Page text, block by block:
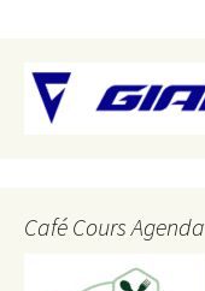
Café Cours Agenda